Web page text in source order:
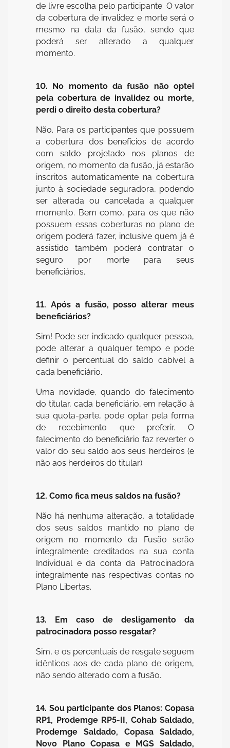
de livre escolha pelo participante. O valor
da cobertura de invalidez e morte será o
mesmo na data da fusão, sendo que
poderá ser alterado a qualquer
momento.
10. No momento da fusão não optei
pela cobertura de invalidez ou morte,
perdi o direito desta cobertura?
Não. Para os participantes que possuem
a cobertura dos benefícios de acordo
com saldo projetado nos planos de
origem, no momento da fusão, já estarão
inscritos automaticamente na cobertura
junto à sociedade seguradora, podendo
ser alterada ou cancelada a qualquer
momento. Bem como, para os que não
possuem essas coberturas no plano de
origem poderá fazer, inclusive quem já é
assistido também poderá contratar o
seguro por morte para seus
beneficiários.
11. Após a fusão, posso alterar meus
beneficiários?
Sim! Pode ser indicado qualquer pessoa,
pode alterar a qualquer tempo e pode
definir o percentual do saldo cabível a
cada beneficiário.
Uma novidade, quando do falecimento
do titular, cada beneficiário, em relação à
sua quota-parte, pode optar pela forma
de recebimento que preferir. O
falecimento do beneficiário faz reverter o
valor do seu saldo aos seus herdeiros (e
não aos herdeiros do titular).
12. Como fica meus saldos na fusão?
Não há nenhuma alteração, a totalidade
dos seus saldos mantido no plano de
origem no momento da Fusão serão
integralmente creditados na sua conta
Individual e da conta da Patrocinadora
integralmente nas respectivas contas no
Plano Libertas.
13. Em caso de desligamento da
patrocinadora posso resgatar?
Sim, e os percentuais de resgate seguem
idênticos aos de cada plano de origem,
não sendo alterado com a fusão.
14. Sou participante dos Planos: Copasa
RP1, Prodemge RP5-II, Cohab Saldado,
Prodemge Saldado, Copasa Saldado,
Novo Plano Copasa e MGS Saldado,